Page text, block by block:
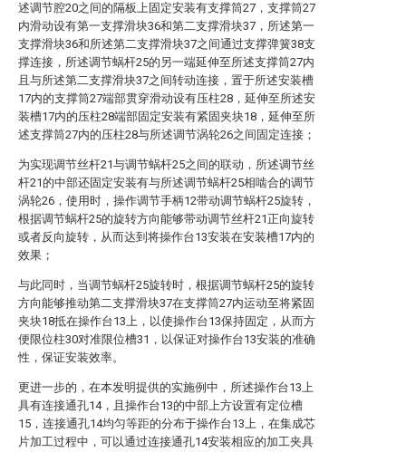
述调节腔20之间的隔板上固定安装有支撑筒27，支撑筒27
内滑动设有第一支撑滑块36和第二支撑滑块37，所述第一
支撑滑块36和所述第二支撑滑块37之间通过支撑弹簧38支
撑连接，所述调节蜗杆25的另一端延伸至所述支撑筒27内
且与所述第二支撑滑块37之间转动连接，置于所述安装槽
17内的支撑筒27端部贯穿滑动设有压柱28，延伸至所述安
装槽17内的压柱28端部固定安装有紧固夹块18，延伸至所
述支撑筒27内的压柱28与所述调节涡轮26之间固定连接；
为实现调节丝杆21与调节蜗杆25之间的联动，所述调节丝
杆21的中部还固定安装有与所述调节蜗杆25相啮合的调节
涡轮26，使用时，操作调节手柄12带动调节蜗杆25旋转，
根据调节蜗杆25的旋转方向能够带动调节丝杆21正向旋转
或者反向旋转，从而达到将操作台13安装在安装槽17内的
效果；
与此同时，当调节蜗杆25旋转时，根据调节蜗杆25的旋转
方向能够推动第二支撑滑块37在支撑筒27内运动至将紧固
夹块18抵在操作台13上，以使操作台13保持固定，从而方
便限位柱30对准限位槽31，以保证对操作台13安装的准确
性，保证安装效率。
更进一步的，在本发明提供的实施例中，所述操作台13上
具有连接通孔14，且操作台13的中部上方设置有定位槽
15，连接通孔14均匀等距的分布于操作台13上，在集成芯
片加工过程中，可以通过连接通孔14安装相应的加工夹具